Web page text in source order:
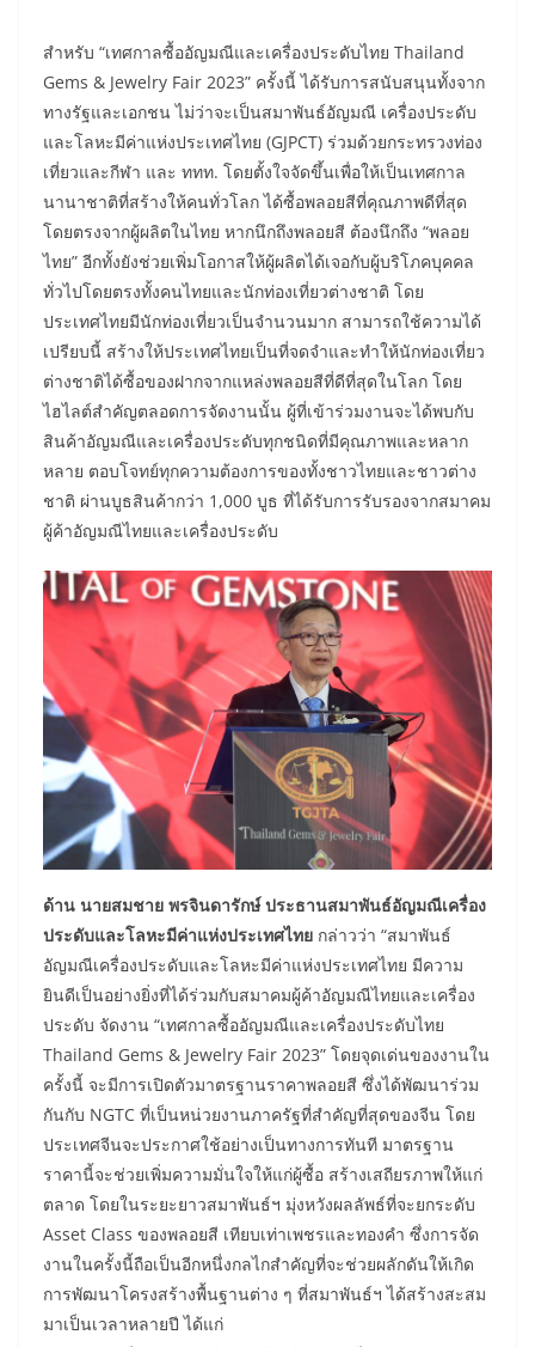
สำหรับ “เทศกาลซื้ออัญมณีและเครื่องประดับไทย Thailand
Gems & Jewelry Fair 2023” ครั้งนี้ ได้รับการสนับสนุนทั้งจาก
ทางรัฐและเอกชน ไม่ว่าจะเป็นสมาพันธ์อัญมณี เครื่องประดับ
และโลหะมีค่าแห่งประเทศไทย (GJPCT) ร่วมด้วยกระทรวงท่อง
เที่ยวและกีฬา และ ททท. โดยตั้งใจจัดขึ้นเพื่อให้เป็นเทศกาล
นานาชาติที่สร้างให้คนทั่วโลก ได้ซื้อพลอยสีที่คุณภาพดีที่สุด
โดยตรงจากผู้ผลิตในไทย หากนึกถึงพลอยสี ต้องนึกถึง “พลอย
ไทย” อีกทั้งยังช่วยเพิ่มโอกาสให้ผู้ผลิตได้เจอกับผู้บริโภคบุคคล
ทั่วไปโดยตรงทั้งคนไทยและนักท่องเที่ยวต่างชาติ โดย
ประเทศไทยมีนักท่องเที่ยวเป็นจำนวนมาก สามารถใช้ความได้
เปรียบนี้ สร้างให้ประเทศไทยเป็นที่จดจำและทำให้นักท่องเที่ยว
ต่างชาติได้ซื้อของฝากจากแหล่งพลอยสีที่ดีที่สุดในโลก โดย
ไฮไลต์สำคัญตลอดการจัดงานนั้น ผู้ที่เข้าร่วมงานจะได้พบกับ
สินค้าอัญมณีและเครื่องประดับทุกชนิดที่มีคุณภาพและหลาก
หลาย ตอบโจทย์ทุกความต้องการของทั้งชาวไทยและชาวต่าง
ชาติ ผ่านบูธสินค้ากว่า 1,000 บูธ ที่ได้รับการรับรองจากสมาคม
ผู้ค้าอัญมณีไทยและเครื่องประดับ
ด้าน นายสมชาย พรจินดารักษ์ ประธานสมาพันธ์อัญมณีเครื่อง
ประดับและโลหะมีค่าแห่งประเทศไทย กล่าวว่า “สมาพันธ์
อัญมณีเครื่องประดับและโลหะมีค่าแห่งประเทศไทย มีความ
ยินดีเป็นอย่างยิ่งที่ได้ร่วมกับสมาคมผู้ค้าอัญมณีไทยและเครื่อง
ประดับ จัดงาน “เทศกาลซื้ออัญมณีและเครื่องประดับไทย
Thailand Gems & Jewelry Fair 2023” โดยจุดเด่นของงานใน
ครั้งนี้ จะมีการเปิดตัวมาตรฐานราคาพลอยสี ซึ่งได้พัฒนาร่วม
กันกับ NGTC ที่เป็นหน่วยงานภาครัฐที่สำคัญที่สุดของจีน โดย
ประเทศจีนจะประกาศใช้อย่างเป็นทางการทันที มาตรฐาน
ราคานี้จะช่วยเพิ่มความมั่นใจให้แก่ผู้ซื้อ สร้างเสถียรภาพให้แก่
ตลาด โดยในระยะยาวสมาพันธ์ฯ มุ่งหวังผลลัพธ์ที่จะยกระดับ
Asset Class ของพลอยสี เทียบเท่าเพชรและทองคำ ซึ่งการจัด
งานในครั้งนี้ถือเป็นอีกหนึ่งกลไกสำคัญที่จะช่วยผลักดันให้เกิด
การพัฒนาโครงสร้างพื้นฐานต่าง ๆ ที่สมาพันธ์ฯ ได้สร้างสะสม
มาเป็นเวลาหลายปี ได้แก่